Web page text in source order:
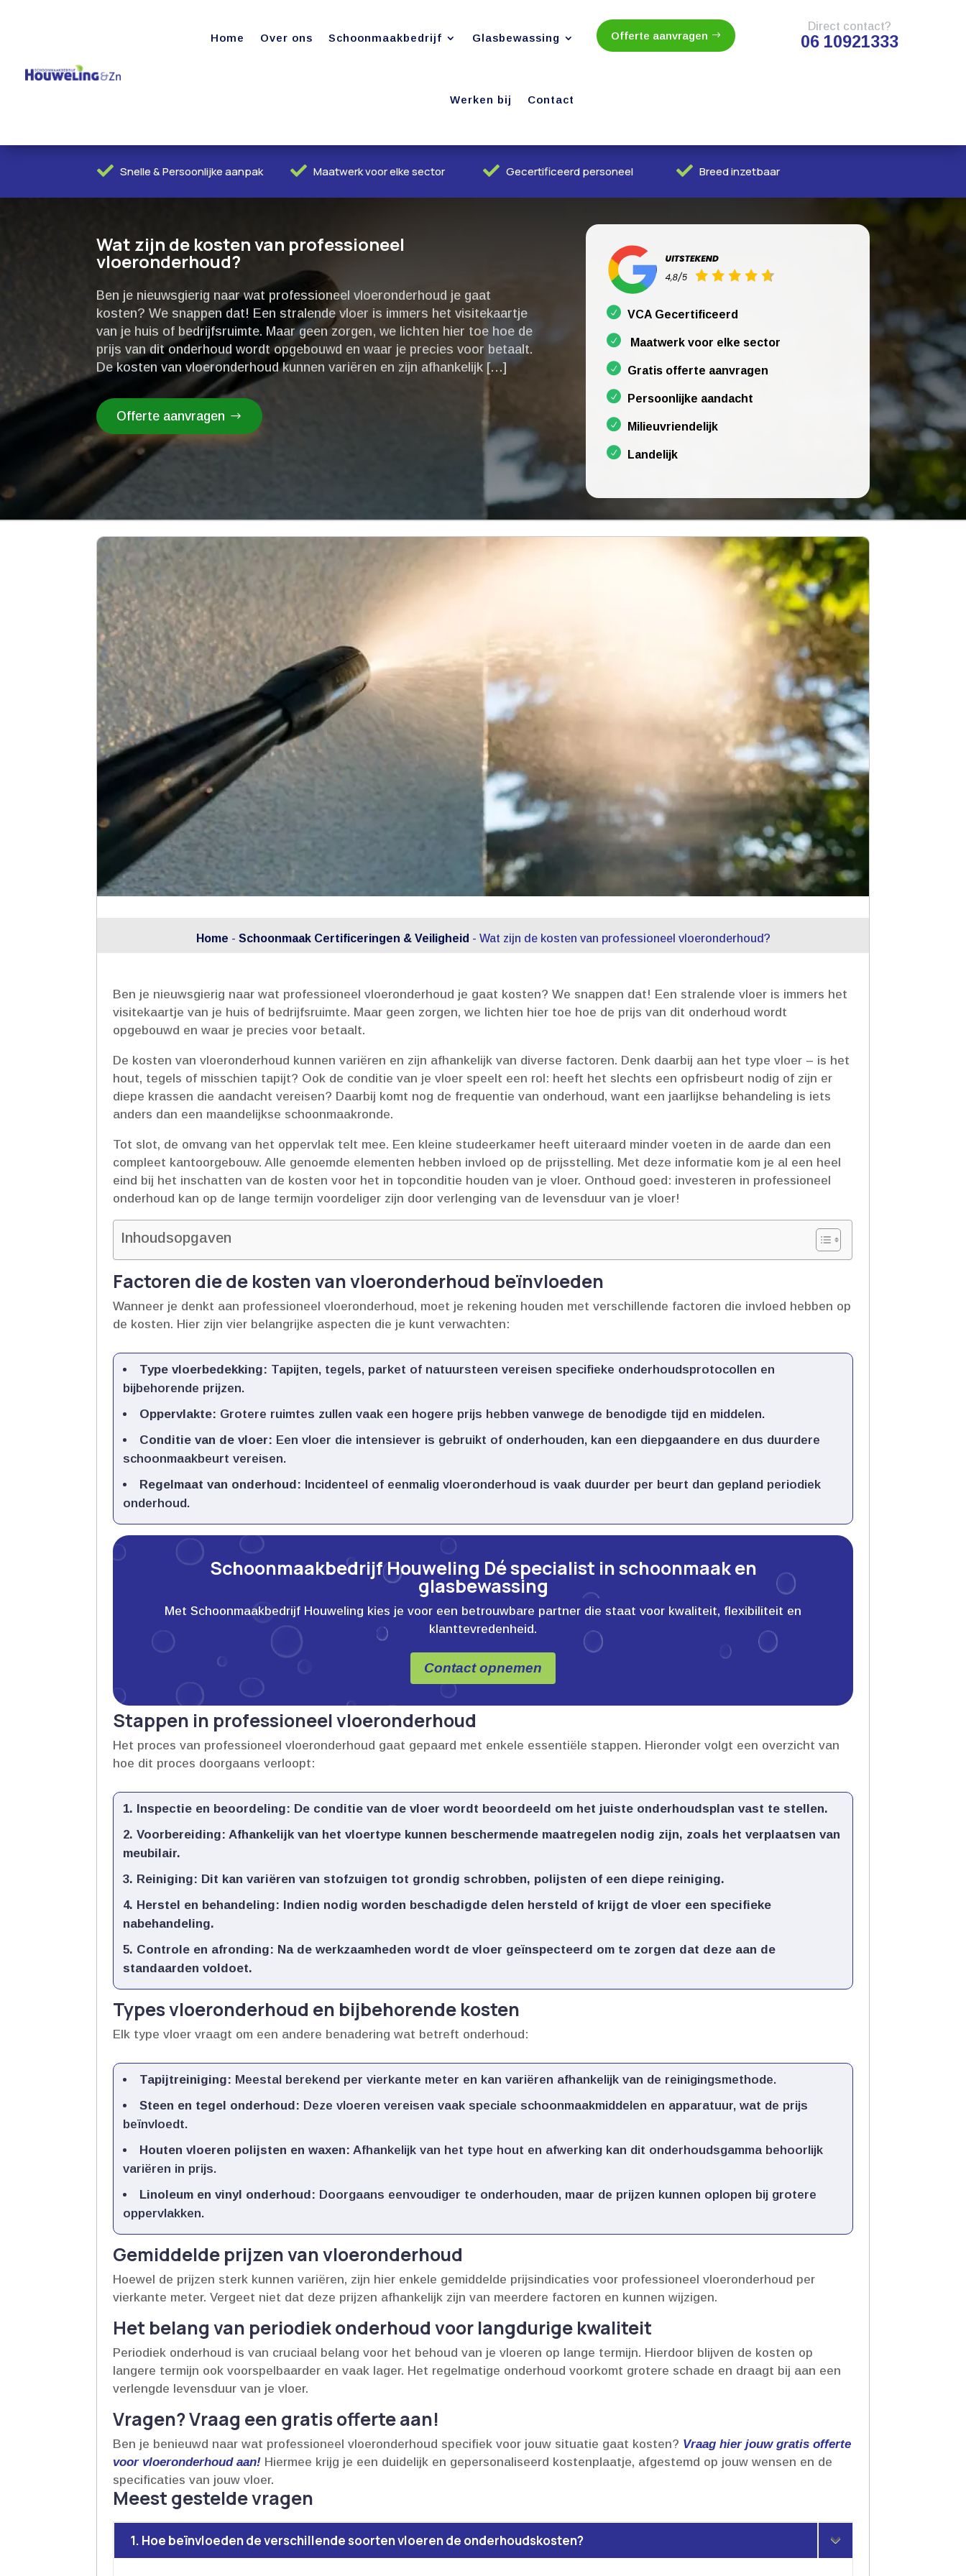
Home Over ons Schoonmaakbedrijf Glasbewassing
Werken bij Contact
Offerte aanvragen
Direct contact?
06 10921333
 Snelle & Persoonlijke aanpak  Maatwerk voor elke sector  Gecertificeerd personeel  Breed inzetbaar
Wat zijn de kosten van professioneel
vloeronderhoud?
Ben je nieuwsgierig naar wat professioneel vloeronderhoud je gaat
kosten? We snappen dat! Een stralende vloer is immers het visitekaartje
van je huis of bedrijfsruimte.​ Maar geen zorgen, we lichten hier toe hoe de
prijs van dit onderhoud wordt opgebouwd en waar je precies voor betaalt.​
De kosten van vloeronderhoud kunnen variëren en zijn afhankelijk […]
Offerte aanvragen
VCA Gecertificeerd
Maatwerk voor elke sector
Gratis offerte aanvragen
Persoonlijke aandacht
Milieuvriendelijk
Landelijk
Home - Schoonmaak Certificeringen & Veiligheid - Wat zijn de kosten van professioneel vloeronderhoud?
Ben je nieuwsgierig naar wat professioneel vloeronderhoud je gaat kosten? We snappen dat! Een stralende vloer is immers het
visitekaartje van je huis of bedrijfsruimte.​ Maar geen zorgen, we lichten hier toe hoe de prijs van dit onderhoud wordt
opgebouwd en waar je precies voor betaalt.​
De kosten van vloeronderhoud kunnen variëren en zijn afhankelijk van diverse factoren.​ Denk daarbij aan het type vloer – is het
hout, tegels of misschien tapijt? Ook de conditie van je vloer speelt een rol: heeft het slechts een opfrisbeurt nodig of zijn er
diepe krassen die aandacht vereisen? Daarbij komt nog de frequentie van onderhoud, want een jaarlijkse behandeling is iets
anders dan een maandelijkse schoonmaakronde.​
Tot slot, de omvang van het oppervlak telt mee.​ Een kleine studeerkamer heeft uiteraard minder voeten in de aarde dan een
compleet kantoorgebouw.​ Alle genoemde elementen hebben invloed op de prijsstelling.​ Met deze informatie kom je al een heel
eind bij het inschatten van de kosten voor het in topconditie houden van je vloer.​ Onthoud goed: investeren in professioneel
onderhoud kan op de lange termijn voordeliger zijn door verlenging van de levensduur van je vloer!
Inhoudsopgaven
Factoren die de kosten van vloeronderhoud beïnvloeden
Wanneer je denkt aan professioneel vloeronderhoud, moet je rekening houden met verschillende factoren die invloed hebben op
de kosten.​ Hier zijn vier belangrijke aspecten die je kunt verwachten:
Type vloerbedekking: Tapijten, tegels, parket of natuursteen vereisen specifieke onderhoudsprotocollen en
bijbehorende prijzen.​
Oppervlakte: Grotere ruimtes zullen vaak een hogere prijs hebben vanwege de benodigde tijd en middelen.​
Conditie van de vloer: Een vloer die intensiever is gebruikt of onderhouden, kan een diepgaandere en dus duurdere
schoonmaakbeurt vereisen.​
Regelmaat van onderhoud: Incidenteel of eenmalig vloeronderhoud is vaak duurder per beurt dan gepland periodiek
onderhoud.​
Schoonmaakbedrijf Houweling Dé specialist in schoonmaak en
glasbewassing
Met Schoonmaakbedrijf Houweling kies je voor een betrouwbare partner die staat voor kwaliteit, flexibiliteit en
klanttevredenheid.
Contact opnemen
Stappen in professioneel vloeronderhoud
Het proces van professioneel vloeronderhoud gaat gepaard met enkele essentiële stappen.​ Hieronder volgt een overzicht van
hoe dit proces doorgaans verloopt:
Inspectie en beoordeling: De conditie van de vloer wordt beoordeeld om het juiste onderhoudsplan vast te stellen.​
Voorbereiding: Afhankelijk van het vloertype kunnen beschermende maatregelen nodig zijn, zoals het verplaatsen van
meubilair.​
Reiniging: Dit kan variëren van stofzuigen tot grondig schrobben, polijsten of een diepe reiniging.​
Herstel en behandeling: Indien nodig worden beschadigde delen hersteld of krijgt de vloer een specifieke
nabehandeling.​
Controle en afronding: Na de werkzaamheden wordt de vloer geïnspecteerd om te zorgen dat deze aan de
standaarden voldoet.​
Types vloeronderhoud en bijbehorende kosten
Elk type vloer vraagt om een andere benadering wat betreft onderhoud:
Tapijtreiniging: Meestal berekend per vierkante meter en kan variëren afhankelijk van de reinigingsmethode.​
Steen en tegel onderhoud: Deze vloeren vereisen vaak speciale schoonmaakmiddelen en apparatuur, wat de prijs
beïnvloedt.​
Houten vloeren polijsten en waxen: Afhankelijk van het type hout en afwerking kan dit onderhoudsgamma behoorlijk
variëren in prijs.​
Linoleum en vinyl onderhoud: Doorgaans eenvoudiger te onderhouden, maar de prijzen kunnen oplopen bij grotere
oppervlakken.​
Gemiddelde prijzen van vloeronderhoud
Hoewel de prijzen sterk kunnen variëren, zijn hier enkele gemiddelde prijsindicaties voor professioneel vloeronderhoud per
vierkante meter.​ Vergeet niet dat deze prijzen afhankelijk zijn van meerdere factoren en kunnen wijzigen.​
Het belang van periodiek onderhoud voor langdurige kwaliteit
Periodiek onderhoud is van cruciaal belang voor het behoud van je vloeren op lange termijn.​ Hierdoor blijven de kosten op
langere termijn ook voorspelbaarder en vaak lager.​ Het regelmatige onderhoud voorkomt grotere schade en draagt bij aan een
verlengde levensduur van je vloer.​
Vragen? Vraag een gratis offerte aan!
Ben je benieuwd naar wat professioneel vloeronderhoud specifiek voor jouw situatie gaat kosten? Vraag hier jouw gratis offerte
voor vloeronderhoud aan! Hiermee krijg je een duidelijk en gepersonaliseerd kostenplaatje, afgestemd op jouw wensen en de
specificaties van jouw vloer.​
Meest gestelde vragen
1. Hoe beïnvloeden de verschillende soorten vloeren de onderhoudskosten?